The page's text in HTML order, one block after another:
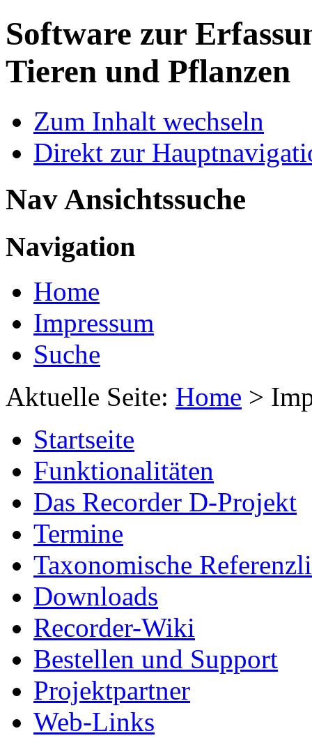
Software zur
Tieren und Pflanzen
Zum Inhalt wechseln
Direkt zur
Nav Ansichtssuche
Navigation
Home
Impressum
Suche
Aktuelle Seite: Home >
Startseite
Funktionalitäten
Das Recorder D-Projekt
Termine
Taxonomische
Downloads
Recorder-Wiki
Bestellen und Support
Projektpartner
Web-Links